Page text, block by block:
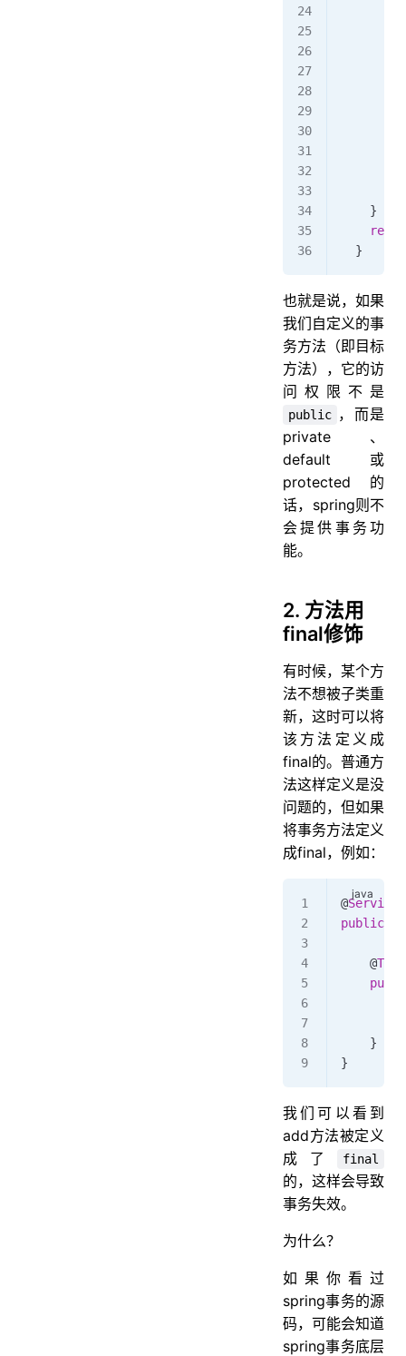
    }
  }
也就是说，如果
我们自定义的事
务方法（即目标
方法），它的访
问权限不是
public ，而是
private、
default或
protected的
话，spring则不
会提供事务功
能。
2. 方法用
final修饰
有时候，某个方
法不想被子类重
新，这时可以将
该方法定义成
final的。普通方
法这样定义是没
问题的，但如果
将事务方法定义
成final，例如：
@Service
public
    @
    }
}
我们可以看到
add方法被定义
成了
final
的，这样会导致
事务失效。
为什么？
如果你看过
spring事务的源
码，可能会知道
spring事务底层